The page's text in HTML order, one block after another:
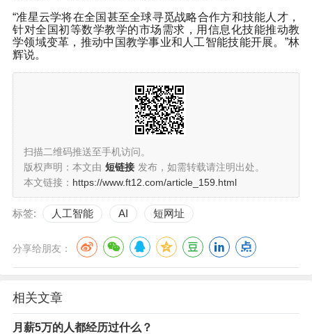
“准星云学将在全国甚至全球寻觅战略合作方和技能人才，
针对全国初等数学教学的市场需求，用信息化技能推动教
学领域变革，推动中国教学事业和人工智能技能开展。”林
辉说。
扫描二维码推送至手机访问。
版权声明：本文由 短链接 发布，如需转载请注明出处。
本文链接： https://www.ft12.com/article_159.html
标签: 人工智能 AI 短网址
分享给朋友：
相关文章
月薪5万的人都经历过什么？